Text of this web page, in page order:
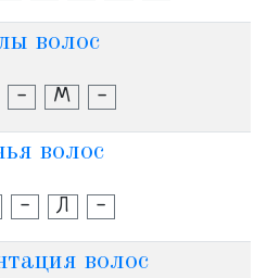
волос
- М -
волос
- Л -
волос